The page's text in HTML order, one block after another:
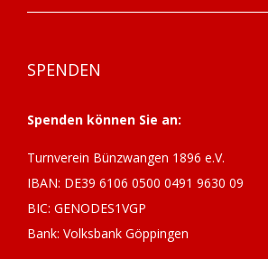
SPENDEN
Spenden können Sie an:
Turnverein Bünzwangen 1896 e.V.
IBAN: DE39 6106 0500 0491 9630 09
BIC: GENODES1VGP
Bank: Volksbank Göppingen